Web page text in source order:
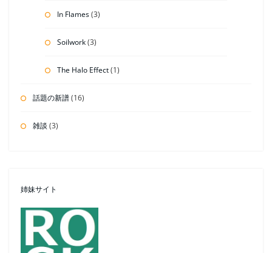
In Flames(3)
Soilwork(3)
The Halo Effect(1)
話題の新譜(16)
雑談 (3)
姉妹サイト